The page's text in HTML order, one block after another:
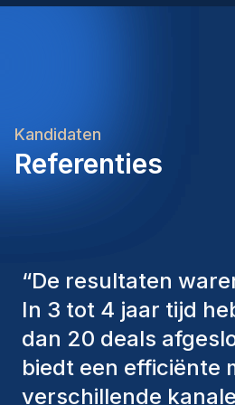
Kandidaten
Referenties
“De consultants van
hebben altijd
factoren in
om ons de juiste
bieden. De mensen